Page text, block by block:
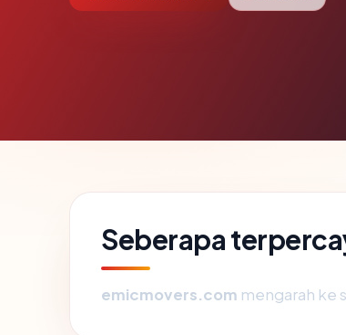
Seberapa
emicmovers.com mengarah ke